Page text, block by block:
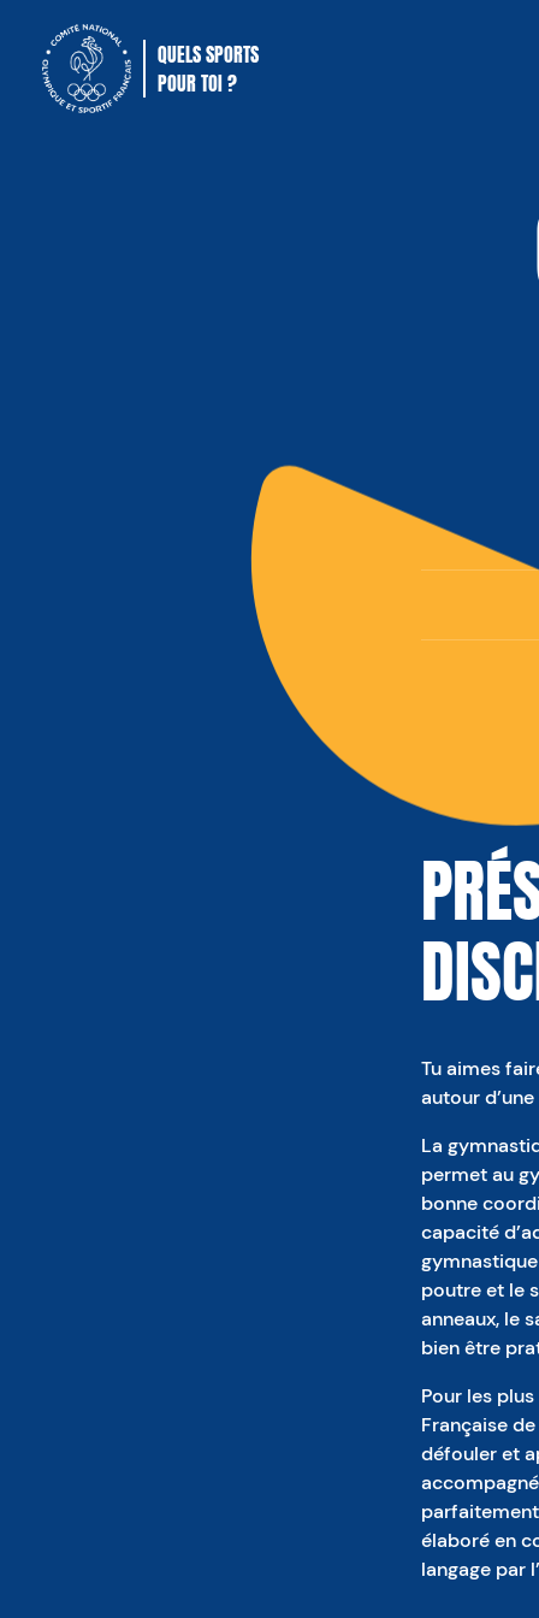
Comité National Olympique Sportif Français
QUELS SPORTS
POUR TOI ?
Tu aimes
autour
La
permet au
bonne
capacité
poutre et le
anneaux, le
bien être
Pour les
Française
défouler et
élaboré en
langage par